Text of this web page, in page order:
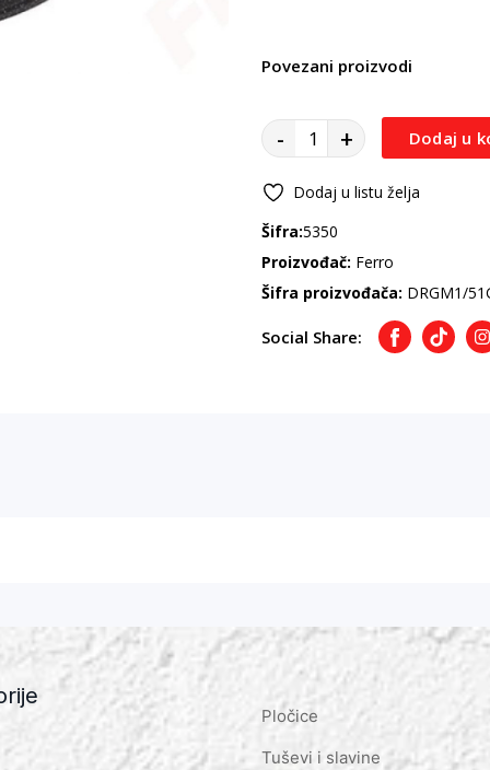
Povezani proizvodi
- + Dodaj u
Dodaj u listu želja
Šifra:5350
Proizvođač: Ferro
Šifra proizvođača: DRGM1/
Social Share: FacebookTikTok
Pločice
Tuševi i slavine